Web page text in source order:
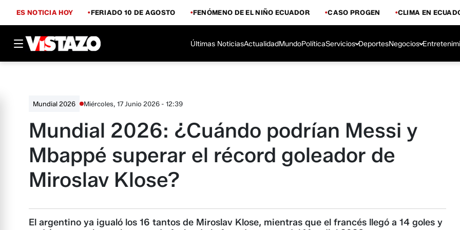
ES NOTICIA HOY FERIADO 10 DE AGOSTO FENÓMENO DE EL NIÑO ECUADOR CASO PROGEN CLIMA EN
Últimas NoticiasActualidadMundoPolíticaServicios DeportesNegocios
Mundial 2026 Miércoles, 17 Junio 2026 - 12:39
Mundial 2026: ¿Cuándo podrían Messi y
Mbappé superar el récord goleador de
Miroslav Klose?
El argentino ya igualó los 16 tantos de Miroslav Klose, mientras que el francés llegó a 14 goles y